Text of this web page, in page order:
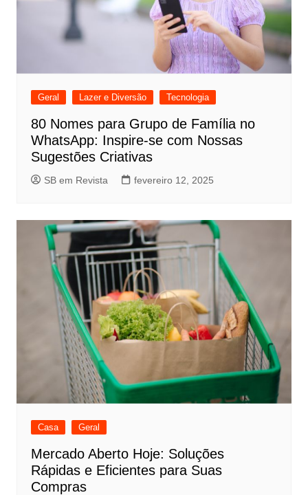
Geral Lazer e Diversão Tecnologia
80 Nomes para Grupo de Família no
WhatsApp: Inspire-se com Nossas
Sugestões Criativas
SB em Revista fevereiro 12, 2025
Casa Geral
Mercado Aberto Hoje: Soluções
Rápidas e Eficientes para Suas
Compras